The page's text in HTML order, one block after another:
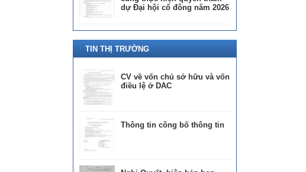
dự Đại hội cổ đông năm 2026
TIN THỊ TRƯỜNG
CV về vốn chủ sở hữu và vốn
điều lệ ở DAC
Thông tin công bố thông tin